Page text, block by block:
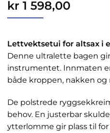
kr 1 598,00
Lettvektsetui for altsax i
Denne ultralette bagen
instrumentet. Innmaten
både kroppen, nakken
De polstrede
behov. En justerbar
ytterlomme gir plass til